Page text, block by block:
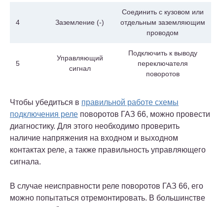
4 Заземление (-)
Соединить с кузовом или
отдельным заземляющим
проводом
5
Управляющий
сигнал
Подключить к выводу
переключателя
поворотов
Чтобы убедиться в правильной работе схемы
подключения реле поворотов ГАЗ 66, можно провести
диагностику. Для этого необходимо проверить
наличие напряжения на входном и выходном
контактах реле, а также правильность управляющего
сигнала.
В случае неисправности реле поворотов ГАЗ 66, его
можно попытаться отремонтировать. В большинстве